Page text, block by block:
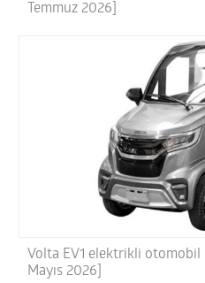
Temmuz 2026]
Volta EV1 elektrikli otomobil
Mayıs 2026]